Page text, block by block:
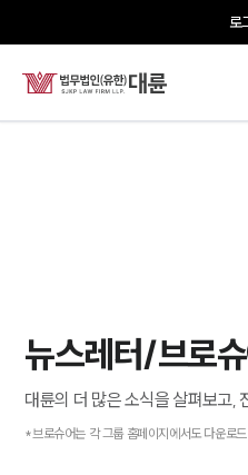
로
뉴스레터/브로
대륜의 더 많은 소식을 살펴보고,
*브로슈어는 각 그룹 홈페이지에서도 다운로